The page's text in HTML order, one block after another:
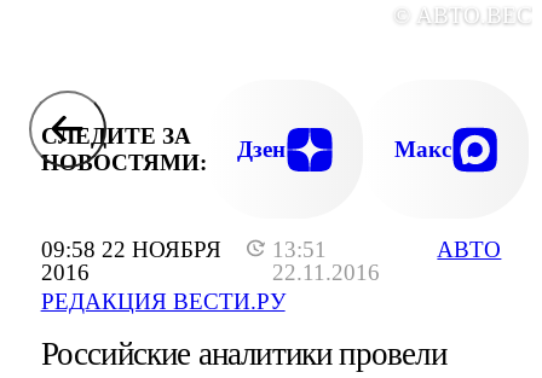
09:58 22 НОЯБРЯ
2016
13:51
22.11.2016
РЕДАКЦИЯ ВЕСТИ.РУ
АВТО
©
СЛЕДИТЕ ЗА
НОВОСТЯМИ:
Дзен Макс
Российские аналитики провели